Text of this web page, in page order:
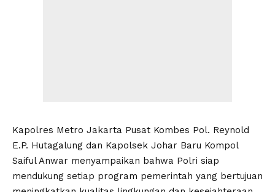
Kapolres Metro Jakarta Pusat Kombes Pol. Reynold
E.P. Hutagalung dan Kapolsek Johar Baru Kompol
Saiful Anwar menyampaikan bahwa Polri siap
mendukung setiap program pemerintah yang bertujuan